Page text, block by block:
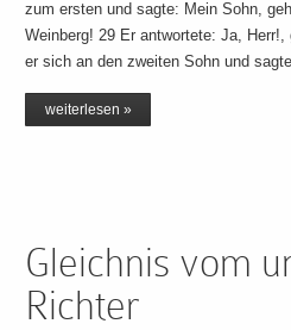
zum ersten und sagte: Mein Sohn,
Weinberg! 29 Er antwortete: Ja,
er sich an den zweiten Sohn und
weiterlesen »
Gleichnis vom
Richter